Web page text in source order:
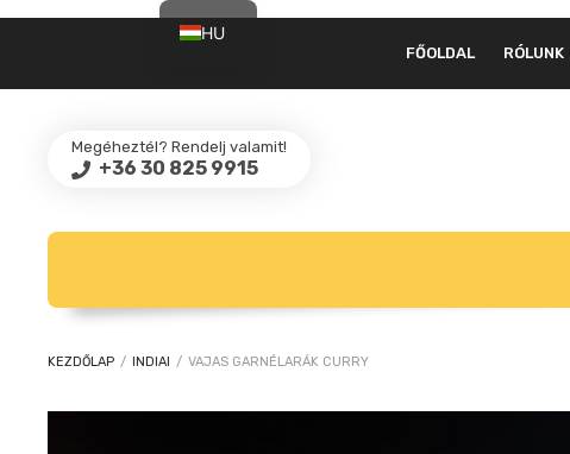
FŐOLDAL RÓLUNK
Megéheztél? Rendelj valamit!
+36 30 825 9915
KEZDŐLAP / INDIAI / VAJAS GARNÉLARÁK CURRY
HU